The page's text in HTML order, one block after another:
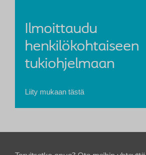
Ilmoittaudu
henkilökohtaiseen
tukiohjelmaan
Liity mukaan tästä